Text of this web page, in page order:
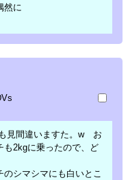
然に
見間違いますた。w お
も2kgに乗ったので、ど
シマシマにも白いとこ